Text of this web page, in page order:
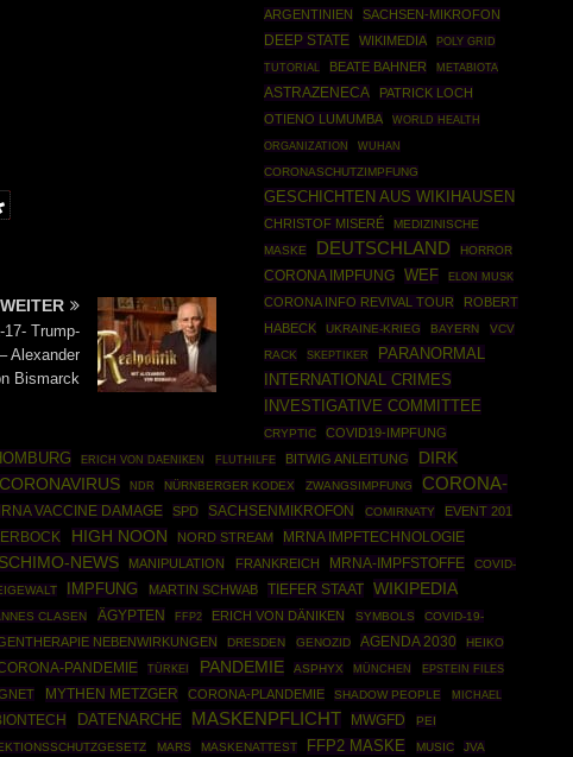
WEITER
17- Trump-
Alexander
Bismarck
ARGENTINIEN SACHSEN-MIKROFON
DEEP STATE WIKIMEDIA
POLY GRID
TUTORIAL
BEATE BAHNER METABIOTA
ASTRAZENECA
PATRICK LOCH
OTIENO LUMUMBA
WORLD HEALTH
ORGANIZATION
WUHAN
CORONASCHUTZIMPFUNG
GESCHICHTEN AUS WIKIHAUSEN
CHRISTOF MISERÉ
MEDIZINISCHE
MASKE
DEUTSCHLAND HORROR
CORONA IMPFUNG WEF ELON MUSK
CORONA INFO REVIVAL TOUR
ROBERT
HABECK
UKRAINE-KRIEG BAYERN
VCV
RACK
SKEPTIKER
PARANORMAL
INTERNATIONAL CRIMES
INVESTIGATIVE COMMITTEE
CRYPTIC COVID19-IMPFUNG
ERICH VON DAENIKEN FLUTHILFE BITWIG ANLEITUNG
DIRK
CORONAVIRUS NDR NÜRNBERGER KODEX ZWANGSIMPFUNG
CORONA-
VACCINE DAMAGE SPD SACHSENMIKROFON COMIRNATY EVENT 201
HIGH NOON NORD STREAM
MRNA IMPFTECHNOLOGIE
NEWS MANIPULATION FRANKREICH MRNA-IMPFSTOFFE
COVID-
IMPFUNG MARTIN SCHWAB TIEFER STAAT WIKIPEDIA
CLASEN ÄGYPTEN FFP2 ERICH VON DÄNIKEN SYMBOLS
COVID-19-
NEBENWIRKUNGEN DRESDEN GENOZID AGENDA 2030
HEIKO
PANDEMIE TÜRKEI PANDEMIE ASPHYX MÜNCHEN EPSTEIN FILES
MYTHEN METZGER CORONA-PLANDEMIE SHADOW PEOPLE MICHAEL
DATENARCHE MASKENPFLICHT MWGFD PEI
MARS MASKENATTEST FFP2 MASKE MUSIC
JVA